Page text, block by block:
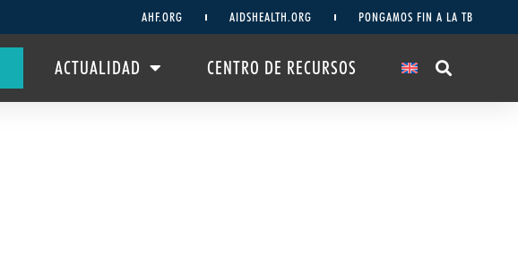
AHF.ORG AIDSHEALTH.ORG PONGAMOS FIN A LA TB
ACTUALIDAD CENTRO DE RECURSOS